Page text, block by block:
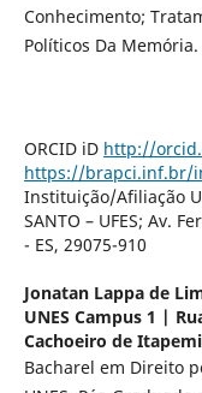
Conhecimento;
Políticos Da Memória.
ORCID iD http://
https://brapci.inf.br/
Instituição/Afiliação
SANTO – UFES; Av.
- ES, 29075-910
Jonatan Lappa de
UNES Campus 1 |
Cachoeiro de
Bacharel em Direito